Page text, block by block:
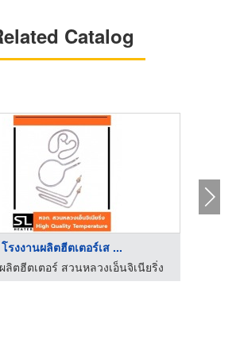
Catalog
โรงงานผลิตฮีตเตอร์เส ...
ลิตฮีตเตอร์ สวนหลวงเอ็นจิเนียริ่ง